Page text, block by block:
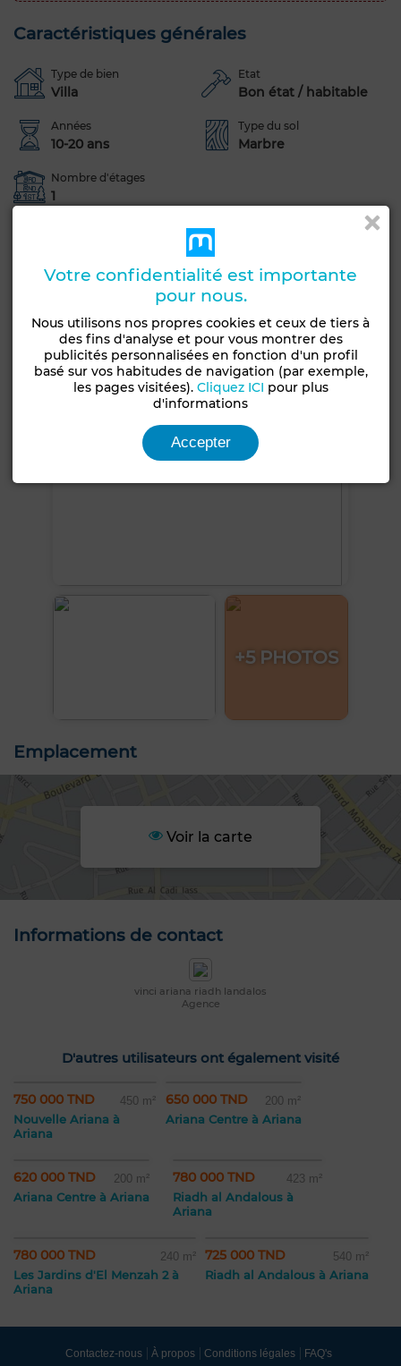
Caractéristiques générales
Type de bien
Villa
Etat
Bon état / habitable
Années
10-20 ans
Type du sol
Marbre
Nombre d'étages
1
Garage
Double vitrage
Cuisine équipée Four
Voir plus de photos
+5 PHOTOS
Emplacement
Voir la carte
Informations de contact
vinci ariana riadh landalos
Agence
D'autres utilisateurs ont également visité
750 000 TND 450 m²
Nouvelle Ariana à
Ariana
650 000 TND 200 m²
Ariana Centre à Ariana
620 000 TND 200 m²
Ariana Centre à Ariana
780 000 TND 423 m²
Riadh al Andalous à
Ariana
780 000 TND 240 m²
Les Jardins d'El Menzah 2 à
Ariana
725 000 TND 540 m²
Riadh al Andalous à Ariana
Contactez-nous À propos Conditions légales FAQ's
Votre confidentialité est importante
pour nous.
Nous utilisons nos propres cookies et ceux de tiers à
des fins d'analyse et pour vous montrer des
publicités personnalisées en fonction d'un profil
basé sur vos habitudes de navigation (par exemple,
les pages visitées). Cliquez ICI pour plus
d'informations
Accepter